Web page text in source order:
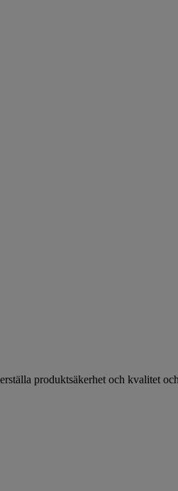
produktsäkerhet och kvalitet